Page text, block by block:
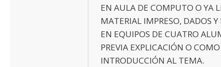
EN AULA DE COMPUTO O YA
MATERIAL IMPRESO, DADOS Y
EN EQUIPOS DE CUATRO
PREVIA EXPLICACIÓN O COMO
INTRODUCCIÓN AL TEMA.